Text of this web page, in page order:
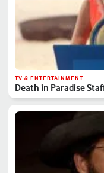
TV & ENTERTAINMENT
Death in Paradise